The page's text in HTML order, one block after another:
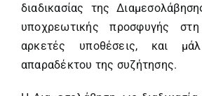
διαδικασίας της
υποχρεωτικής προσφυγής στη
αρκετές υποθέσεις, και
απαραδέκτου της συζήτησης.